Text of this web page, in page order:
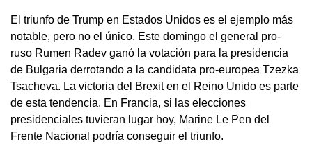
El triunfo de Trump en Estados Unidos es el ejemplo más
notable, pero no el único. Este domingo el general pro-
ruso Rumen Radev ganó la votación para la presidencia
de Bulgaria derrotando a la candidata pro-europea Tzezka
Tsacheva. La victoria del Brexit en el Reino Unido es parte
de esta tendencia. En Francia, si las elecciones
presidenciales tuvieran lugar hoy, Marine Le Pen del
Frente Nacional podría conseguir el triunfo.